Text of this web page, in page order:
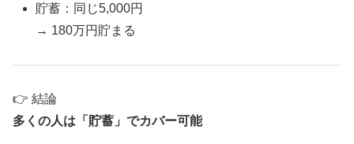
貯蓄：同じ5,000円
→ 180万円貯まる
👉 結論
多くの人は「貯蓄」でカバー可能